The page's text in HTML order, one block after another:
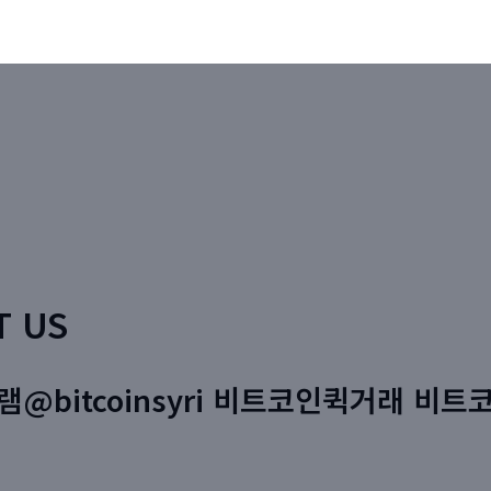
US
@bitcoinsyri 비트코인퀵거래 비트